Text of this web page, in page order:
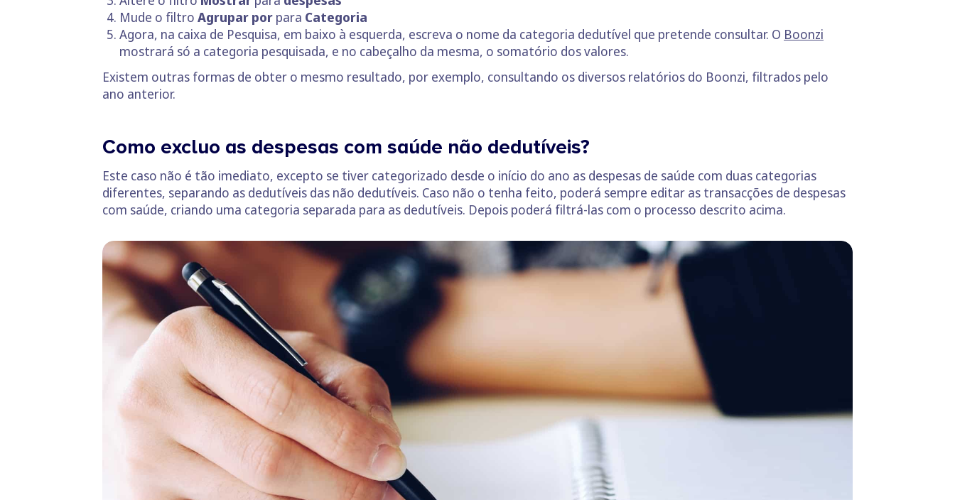
Mude o filtro Agrupar por para Categoria
Agora, na caixa de Pesquisa, em baixo à esquerda, escreva o nome da categoria dedutível que pretende consultar. O Boonzi
mostrará só a categoria pesquisada, e no cabeçalho da mesma, o somatório dos valores.
Existem outras formas de obter o mesmo resultado, por exemplo, consultando os diversos relatórios do Boonzi, filtrados pelo
ano anterior.
Como excluo as despesas com saúde não dedutíveis?
Este caso não é tão imediato, excepto se tiver categorizado desde o início do ano as despesas de saúde com duas categorias
diferentes, separando as dedutíveis das não dedutíveis. Caso não o tenha feito, poderá sempre editar as transacções de despesas
com saúde, criando uma categoria separada para as dedutíveis. Depois poderá filtrá-las com o processo descrito acima.